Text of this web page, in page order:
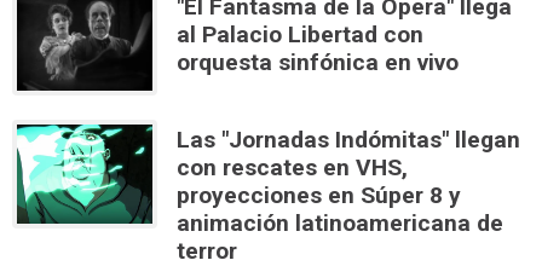
"El Fantasma de la Ópera" llega
al Palacio Libertad con
orquesta sinfónica en vivo
Las "Jornadas Indómitas" llegan
con rescates en VHS,
proyecciones en Súper 8 y
animación latinoamericana de
terror